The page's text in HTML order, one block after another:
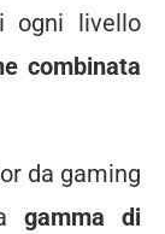
ogni livello
combinata
da gaming
gamma di